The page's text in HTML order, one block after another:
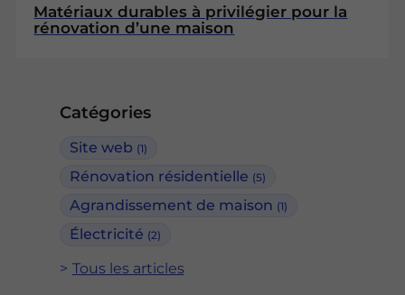
Catégories
Site web (1)
Rénovation résidentielle (5)
Agrandissement de maison (1)
Électricité (2)
Tous les articles
Matériaux durables à privilégier pour la
rénovation d’une maison